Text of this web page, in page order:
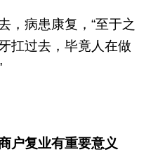
，病患康复，“至于之
扛过去，毕竟人在做
户复业有重要意义